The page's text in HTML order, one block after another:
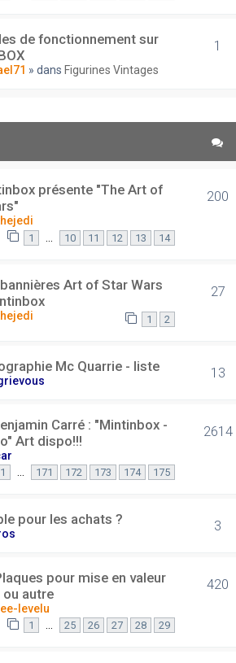
de fonctionnement sur
» dans Figurines Vintages
1
présente "The Art of
1 10 11 12 13 14
200
Art of Star Wars
1 2
27
Mc Quarrie - liste 13
Carré : "Mintinbox -
Art dispo!!!
1 171 172 173 174 175
2614
pour les achats ? 3
pour mise en valeur
autre
levelu
1 … 25 26 27 28 29
420